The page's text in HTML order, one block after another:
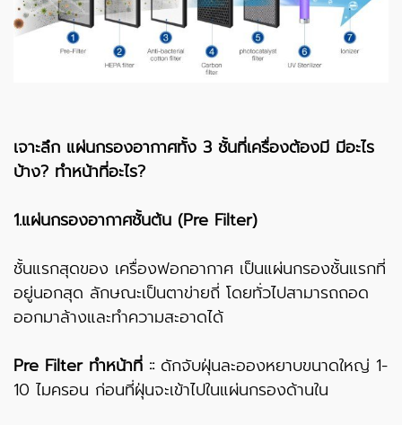
เจาะลึก แผ่นกรองอากาศทั้ง 3 ชั้นที่เครื่องต้องมี มีอะไร
บ้าง? ทำหน้าที่อะไร?
1.แผ่นกรองอากาศชั้นต้น (Pre Filter)
ชั้นแรกสุดของ เครื่องฟอกอากาศ เป็นแผ่นกรองชั้นแรกที่
อยู่นอกสุด ลักษณะเป็นตาข่ายถี่ โดยทั่วไปสามารถถอด
ออกมาล้างและทำความสะอาดได้
Pre Filter ทำหน้าที่ :: ดักจับฝุ่นละอองหยาบขนาดใหญ่ 1-
10 ไมครอน ก่อนที่ฝุ่นจะเข้าไปในแผ่นกรองด้านใน